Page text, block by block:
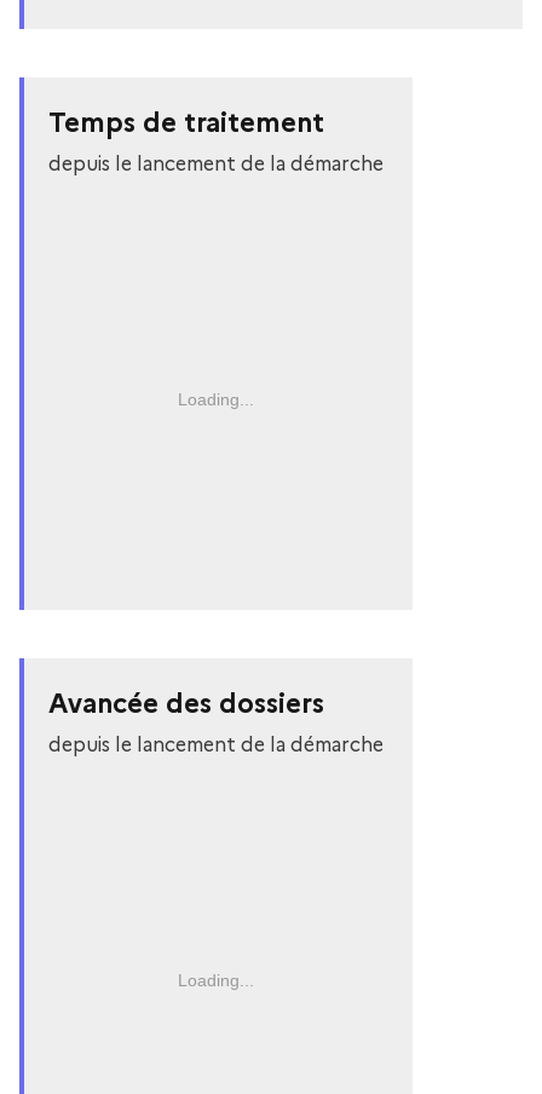
Temps de traitement
depuis le lancement de la démarche
Loading...
Avancée des dossiers
depuis le lancement de la démarche
Loading...